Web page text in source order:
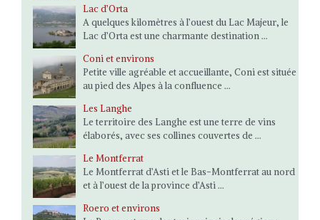
Lac d’Orta
A quelques kilomètres à l’ouest du Lac Majeur, le
Lac d’Orta est une charmante destination ...
Coni et environs
Petite ville agréable et accueillante, Coni est située
au pied des Alpes à la confluence ...
Les Langhe
Le territoire des Langhe est une terre de vins
élaborés, avec ses collines couvertes de ...
Le Montferrat
Le Montferrat d’Asti et le Bas-Montferrat au nord
et à l’ouest de la province d’Asti ...
Roero et environs